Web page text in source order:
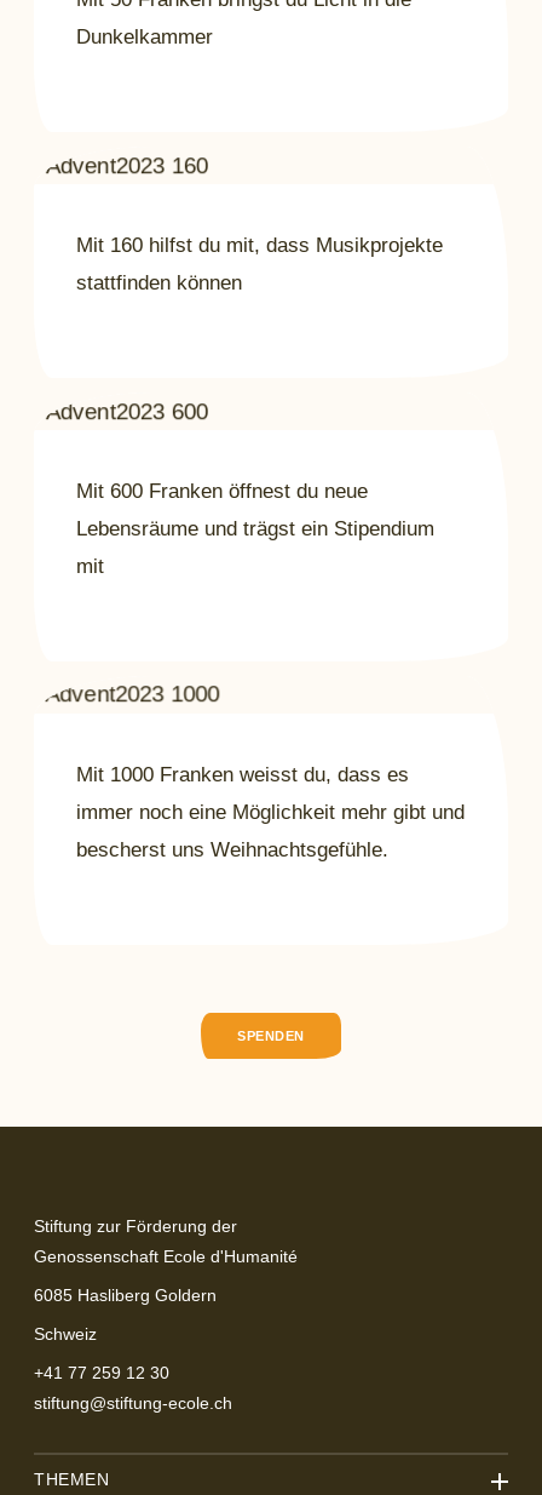
Dunkelkammer
Mit 160 hilfst du mit, dass Musikprojekte
stattfinden können
Mit 600 Franken öffnest du neue
Lebensräume und trägst ein Stipendium
mit
Mit 1000 Franken weisst du, dass es
immer noch eine Möglichkeit mehr gibt und
bescherst uns Weihnachtsgefühle.
SPENDEN
Stiftung zur Förderung der
Genossenschaft Ecole d'Humanité
6085 Hasliberg Goldern
Schweiz
+41 77 259 12 30
stiftung@stiftung-ecole.ch
THEMEN